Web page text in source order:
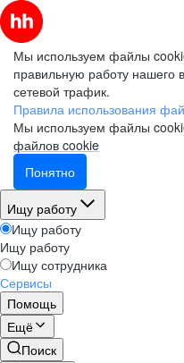
Мы используем файлы
правильную работу нашего
сетевой трафик.
Правила использования
Мы используем файлы
файлов cookie
Понятно
Ищу работу
Ищу работу
Ищу работу
Ищу сотрудника
Сервисы
Помощь
Ещё
Поиск